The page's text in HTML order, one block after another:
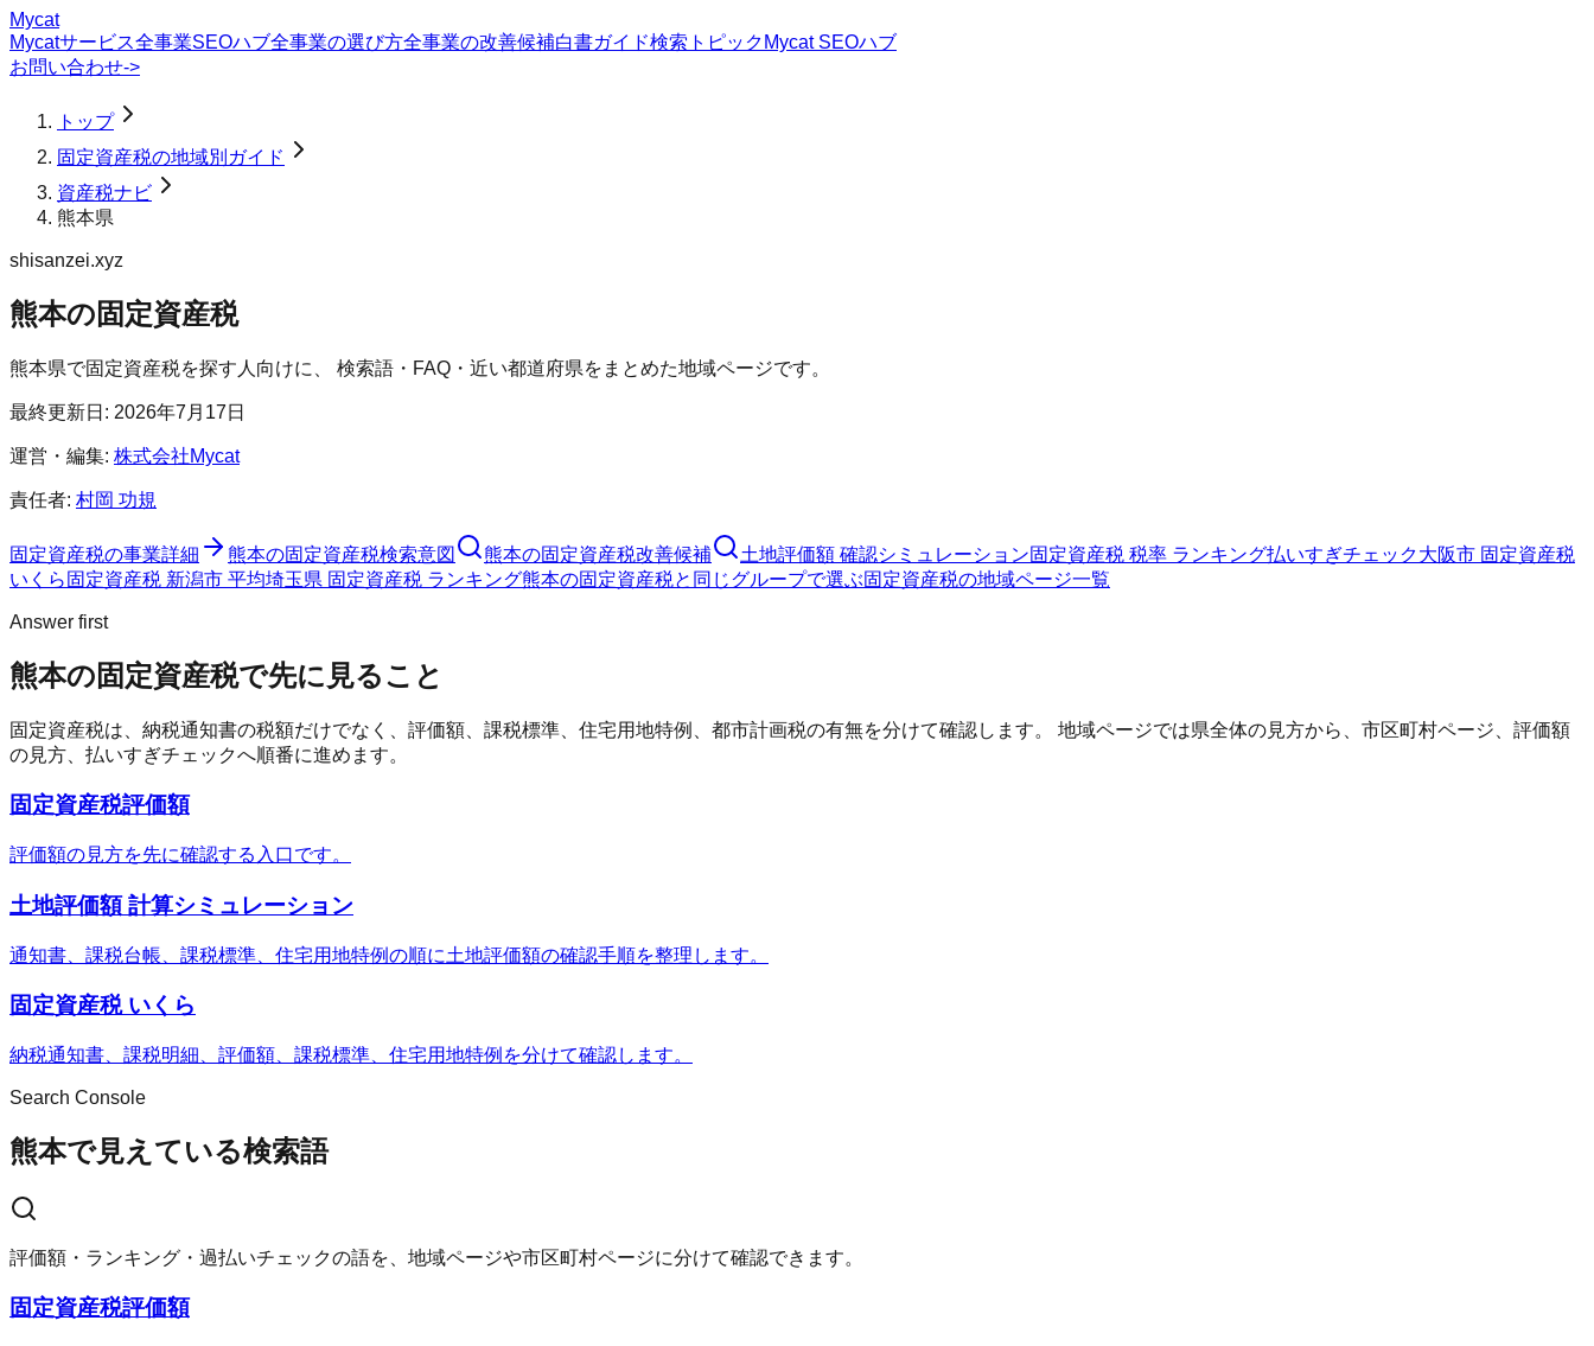
Mycat
Mycatサービス全事業SEOハブ全事業の選び方全事業の改善候補白書ガイド検索トピック Mycat SEOハブ
お問い合わせ->
トップ
固定資産税の地域別ガイド
資産税ナビ
熊本県
shisanzei.xyz
熊本の固定資産税
熊本県で固定資産税を探す人向けに、 検索語・FAQ・近い都道府県をまとめた地域ページです。
最終更新日: 2026年7月17日
運営・編集: 株式会社Mycat
責任者: 村岡 功規
固定資産税の事業詳細 熊本の固定資産税検索意図 熊本の固定資産税改善候補 土地評価額 確認シミュレーション固定資産税 税率 ランキング払いすぎチェック大阪市 固定資産税
いくら 固定資産税 新潟市 平均埼玉県 固定資産税 ランキング熊本の固定資産税と同じグループで選ぶ固定資産税の地域ページ一覧
Answer first
熊本の固定資産税で先に見ること
固定資産税は、納税通知書の税額だけでなく、評価額、課税標準、住宅用地特例、都市計画税の有無を分けて確認します。 地域ページでは県全体の見方から、市区町村ページ、評価額
の見方、払いすぎチェックへ順番に進めます。
固定資産税評価額
評価額の見方を先に確認する入口です。
土地評価額 計算シミュレーション
通知書、課税台帳、課税標準、住宅用地特例の順に土地評価額の確認手順を整理します。
固定資産税 いくら
納税通知書、課税明細、評価額、課税標準、住宅用地特例を分けて確認します。
Search Console
熊本で見えている検索語
評価額・ランキング・過払いチェックの語を、地域ページや市区町村ページに分けて確認できます。
固定資産税評価額